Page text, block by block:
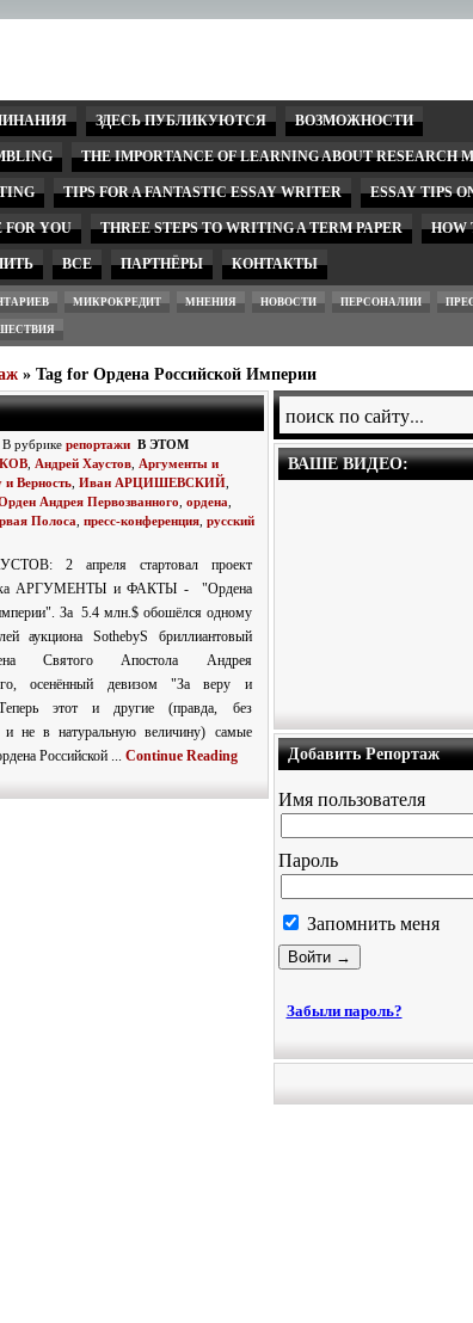
ЗДЕСЬ ПУБЛИКУЮТСЯ ВОЗМОЖНОСТИ
THE IMPORTANCE OF LEARNING ABOUT RESEARCH
TIPS FOR A FANTASTIC ESSAY WRITER ESSAY TIPS
FOR YOU THREE STEPS TO WRITING A TERM PAPER HOW
ВСЕ ПАРТНЁРЫ КОНТАКТЫ
МИКРОКРЕДИТ МНЕНИЯ НОВОСТИ ПЕРСОНАЛИИ
» Tag for Ордена Российской Империи
В рубрике репортажи В ЭТОМ
Андрей Хаустов Аргументы и
и Верность Иван АРЦИШЕВСКИЙ
Андрея Первозванного ордена
Полоса пресс-конференция русский
2 апреля стартовал проект
АРГУМЕНТЫ и ФАКТЫ - "Ордена
За 5.4 млн.$ обошёлся одному
аукциона SothebyS бриллиантовый
Святого Апостола Андрея
осенённый девизом "За веру и
этот и другие (правда, без
и не в натуральную величину) самые
Российской ... Continue Reading
ВАШЕ ВИДЕО:
Добавить Репортаж
Имя пользователя
Пароль
Запомнить меня
Забыли пароль?